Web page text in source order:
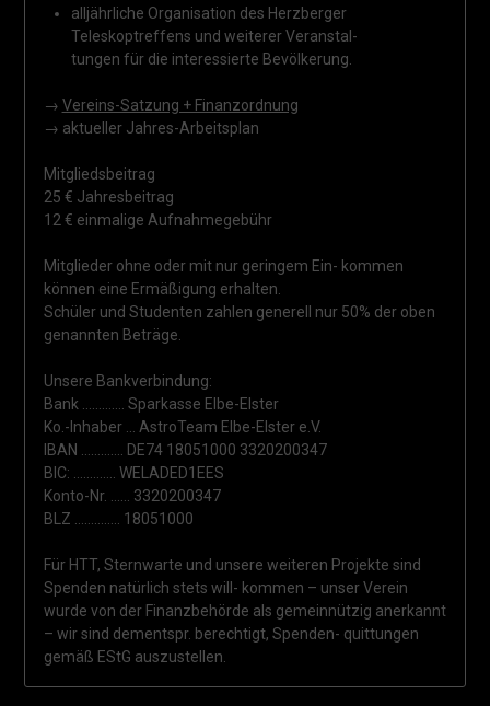
alljährliche Organisation des Herzberger
Teleskoptreffens und weiterer Veranstal-
tungen für die interessierte Bevölkerung.
→ Vereins-Satzung + Finanzordnung
→ aktueller Jahres-Arbeitsplan
Mitgliedsbeitrag
25 € Jahresbeitrag
12 € einmalige Aufnahmegebühr
Mitglieder ohne oder mit nur geringem Ein- kommen
können eine Ermäßigung erhalten.
Schüler und Studenten zahlen generell nur 50% der oben
genannten Beträge.
Unsere Bankverbindung:
Bank …………. Sparkasse Elbe-Elster
Ko.-Inhaber … AstroTeam Elbe-Elster e.V.
IBAN …………. DE74 18051000 3320200347
BIC: …………. WELADED1EES
Konto-Nr. …… 3320200347
BLZ ………….. 18051000
Für HTT, Sternwarte und unsere weiteren Projekte sind
Spenden natürlich stets will- kommen – unser Verein
wurde von der Finanzbehörde als gemeinnützig anerkannt
– wir sind dementspr. berechtigt, Spenden- quittungen
gemäß EStG auszustellen.